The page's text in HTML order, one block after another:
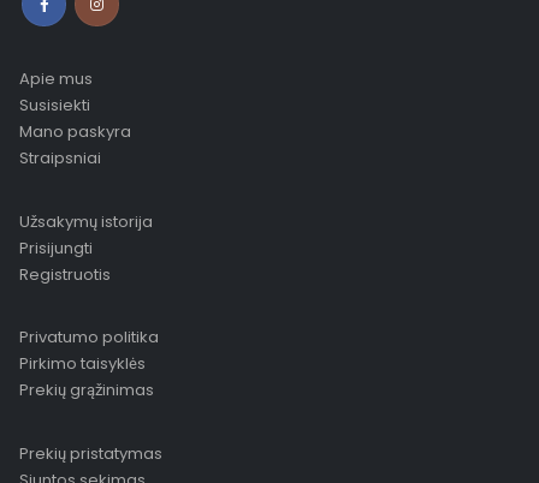
Apie mus
Susisiekti
Mano paskyra
Straipsniai
Užsakymų istorija
Prisijungti
Registruotis
Privatumo politika
Pirkimo taisyklės
Prekių grąžinimas
Prekių pristatymas